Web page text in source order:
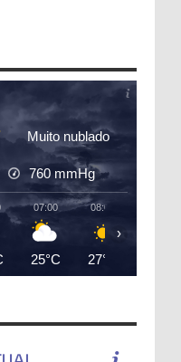
Muito nublado
760 mmHg
07:00
25°C
08:00
27°C
›